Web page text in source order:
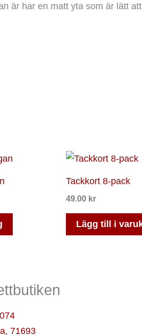
är har en matt yta som är lätt
Tackkort 8-pack
49.00 kr
Lägg till i
, 71693